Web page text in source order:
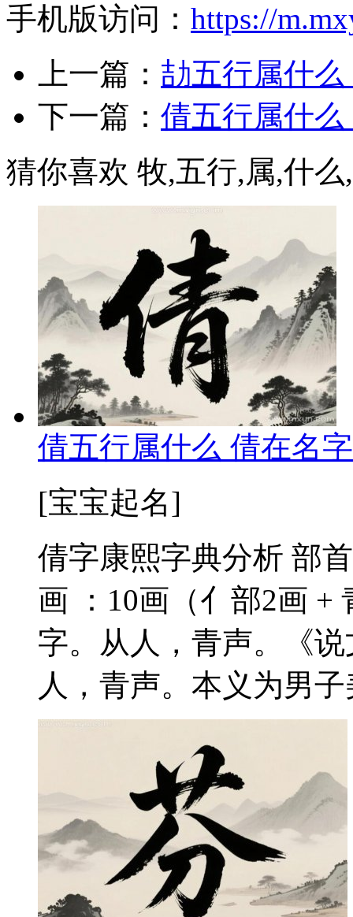
手机版访问： https://
上一篇： 劼五行属什
下一篇： 倩五行属什
猜你喜欢 牧,五行,属,什
倩五行属什么 倩在名
[宝宝起名]
倩字康熙字典分析 部
画 ：10画（亻部2画 +
字。从人，青声。《
人，青声。本义为男